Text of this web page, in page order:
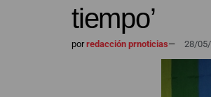
tiempo’
porredacción prnoticias— 28/